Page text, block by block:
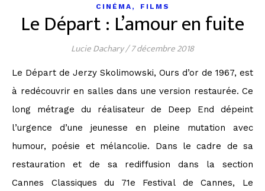
CINÉMA , FILMS
Le Départ : L’amour en fuite
Lucie Dachary/ 7 décembre 2018
Le Départ de Jerzy Skolimowski, Ours d’or de 1967, est
à redécouvrir en salles dans une version restaurée. Ce
long métrage du réalisateur de Deep End dépeint
l’urgence d’une jeunesse en pleine mutation avec
humour, poésie et mélancolie. Dans le cadre de sa
restauration et de sa rediffusion dans la section
Cannes Classiques du 71e Festival de Cannes, Le